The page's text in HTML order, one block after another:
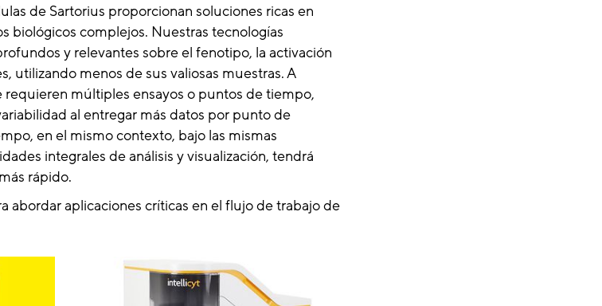
de Sartorius proporcionan soluciones ricas en
biológicos complejos. Nuestras tecnologías
y relevantes sobre el fenotipo, la activación
utilizando menos de sus valiosas muestras. A
múltiples ensayos o puntos de tiempo,
al entregar más datos por punto de
en el mismo contexto, bajo las mismas
integrales de análisis y visualización, tendrá
rápido.
abordar aplicaciones críticas en el flujo de trabajo de